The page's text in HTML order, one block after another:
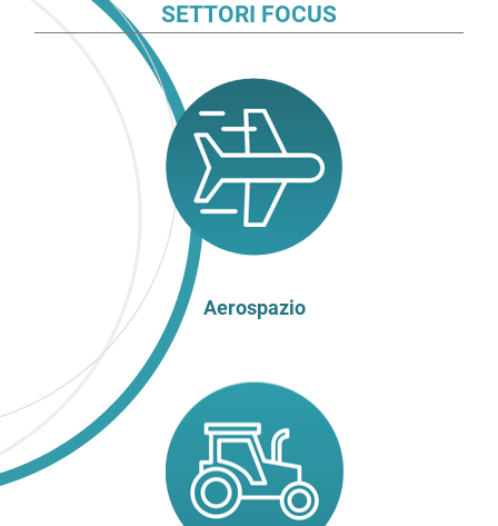
SETTORI FOCUS
Aerospazio